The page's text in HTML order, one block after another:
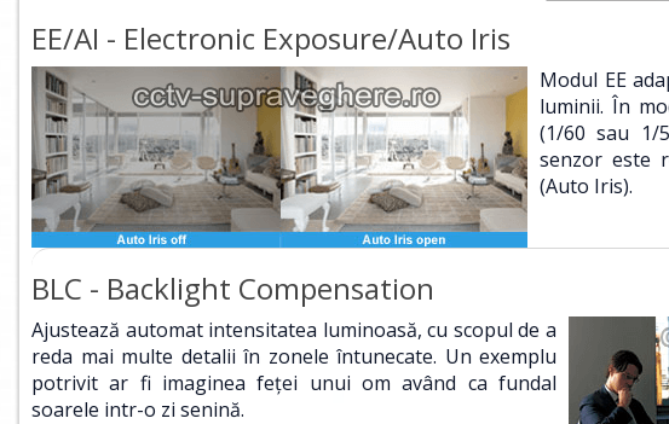
EE/AI - Electronic Exposure/Auto Iris
Modul EE
luminii. În
(1/60 sau 1/
senzor este
(Auto Iris).
BLC - Backlight Compensation
Ajustează automat intensitatea luminoasă, cu scopul de a
reda mai multe detalii în zonele întunecate. Un exemplu
potrivit ar fi imaginea feţei unui om având ca fundal
soarele intr-o zi senină.